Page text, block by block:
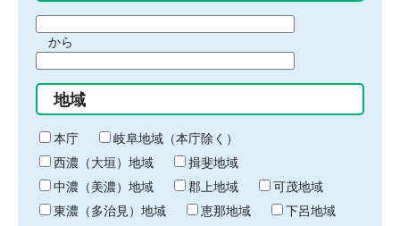
間
始
り
から
間
終
わ
り
地域
本庁
岐阜地域（本庁除く）
西濃（大垣）地域
揖斐地域
中濃（美濃）地域
郡上地域
可茂地域
東濃（多治見）地域
恵那地域
下呂地域